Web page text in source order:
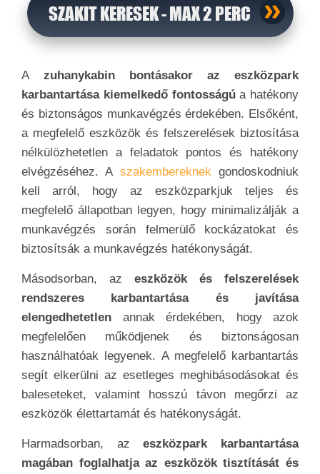
SZAKIT KERESEK - MAX 2 PERC
A zuhanykabin bontásakor az eszközpark
karbantartása kiemelkedő fontosságúa hatékony
és biztonságos munkavégzés érdekében. Elsőként,
a megfelelő eszközök és felszerelések biztosítása
nélkülözhetetlen a feladatok pontos és hatékony
elvégzéséhez. A szakembereknekgondoskodniuk
kell arról, hogy az eszközparkjuk teljes és
megfelelő állapotban legyen, hogy minimalizálják a
munkavégzés során felmerülő kockázatokat és
biztosítsák a munkavégzés hatékonyságát.
Másodsorban, az eszközök és felszerelések
rendszeres karbantartása és javítása
elengedhetetlen annak érdekében, hogy azok
megfelelően működjenek és biztonságosan
használhatóak legyenek. A megfelelő karbantartás
segít elkerülni az esetleges meghibásodásokat és
baleseteket, valamint hosszú távon megőrzi az
eszközök élettartamát és hatékonyságát.
Harmadsorban, az eszközpark karbantartása
magában foglalhatja az eszközök tisztítását és